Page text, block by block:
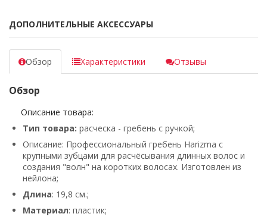
ДОПОЛНИТЕЛЬНЫЕ АКСЕССУАРЫ
Обзор Характеристики Отзывы
Обзор
Описание товара:
Тип товара: расческа - гребень с ручкой;
Описание: Профессиональный гребень Harizma с
крупными зубцами для расчёсывания длинных волос и
создания "волн" на коротких волосах. Изготовлен из
нейлона;
Длина: 19,8 см.;
Материал: пластик;